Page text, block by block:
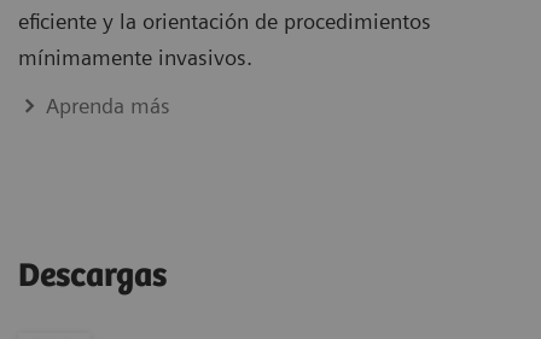
eficiente y la orientación de procedimientos
mínimamente invasivos.
Aprenda más
Descargas